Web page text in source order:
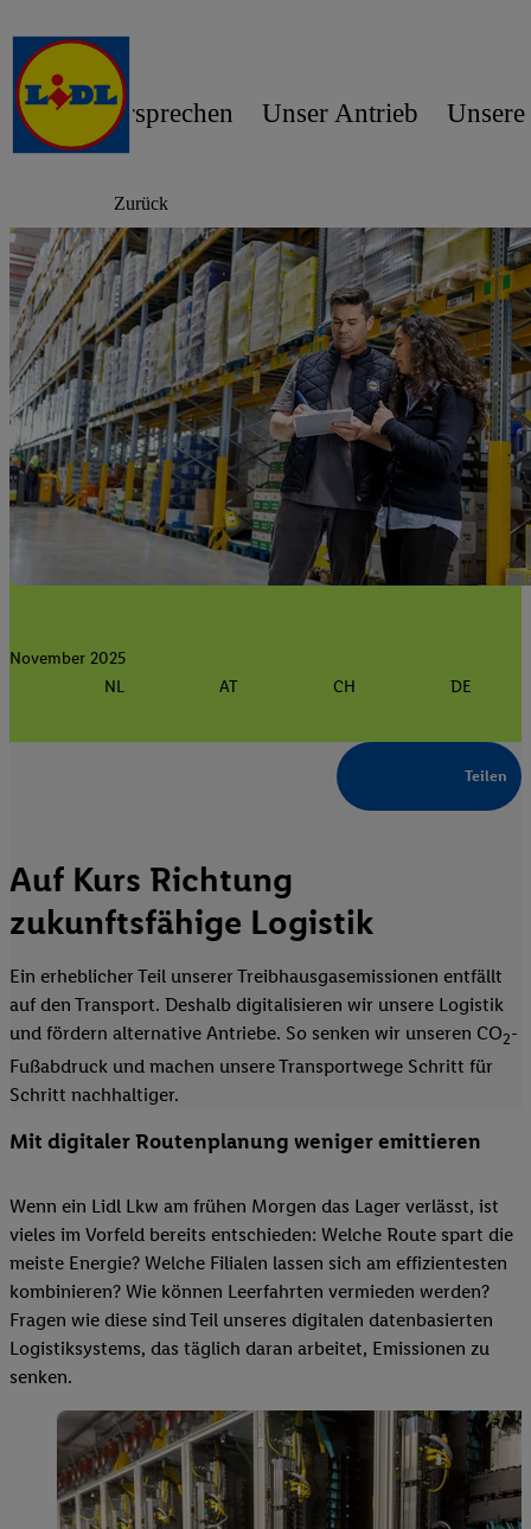
Unser Versprechen Unser Antrieb
Zurück
November 2025
NL
AT CH DE
Teilen
Auf Kurs Richtung
zukunftsfähige Logistik
Ein erheblicher Teil unserer Treibhausgasemissionen entfällt
auf den Transport. Deshalb digitalisieren wir unsere Logistik
und fördern alternative Antriebe. So senken wir unseren CO2-
Fußabdruck und machen unsere Transportwege Schritt für
Schritt nachhaltiger.
Mit digitaler Routenplanung weniger emittieren
Wenn ein Lidl Lkw am frühen Morgen das Lager verlässt, ist
vieles im Vorfeld bereits entschieden: Welche Route spart die
meiste Energie? Welche Filialen lassen sich am effizientesten
kombinieren? Wie können Leerfahrten vermieden werden?
Fragen wie diese sind Teil unseres digitalen datenbasierten
Logistiksystems, das täglich daran arbeitet, Emissionen zu
senken.